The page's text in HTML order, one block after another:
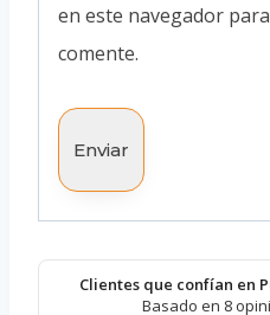
en este navegador
comente.
Clientes que confían en
Basado en 8